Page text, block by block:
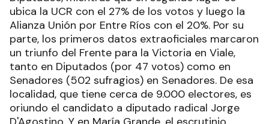
ubica la UCR con el 27% de los votos y luego la
Alianza Unión por Entre Ríos con el 20%. Por su
parte, los primeros datos extraoficiales marcaron
un triunfo del Frente para la Victoria en Viale,
tanto en Diputados (por 47 votos) como en
Senadores (502 sufragios) en Senadores. De esa
localidad, que tiene cerca de 9.000 electores, es
oriundo el candidato a diputado radical Jorge